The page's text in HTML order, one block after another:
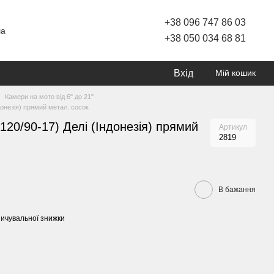
+38 096 747 86 03
+38 050 034 68 81
Вхід Мій кошик
Камери на мото від 6" до 21"
прямий метал. сосок
90-17) Делі (Індонезія) прямий
Артикул
2819
В бажання
знижки